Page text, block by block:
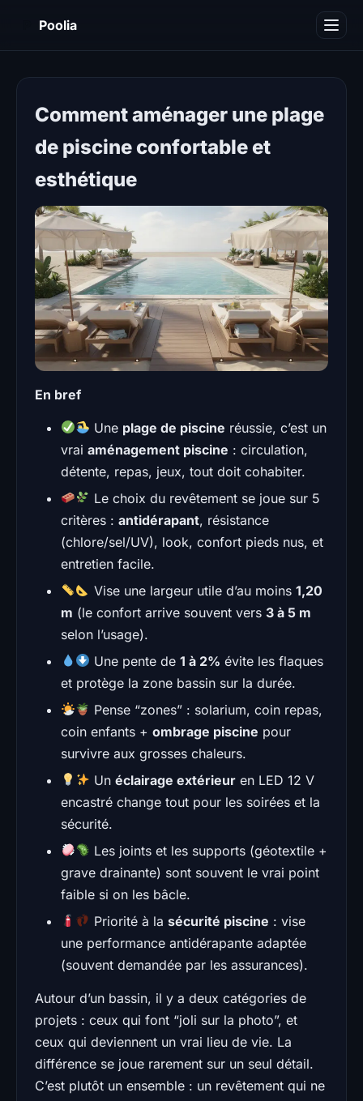
Poolia
Travaux
Divers
Comment aménager une plage
de piscine confortable et
esthétique
En bref
Une plage de piscine réussie, c’est un
vrai aménagement piscine : circulation,
détente, repas, jeux, tout doit cohabiter.
Le choix du revêtement se joue sur 5
critères : antidérapant, résistance
(chlore/sel/UV), look, confort pieds nus, et
entretien facile.
Vise une largeur utile d’au moins1,20
m (le confort arrive souvent vers 3 à 5 m
selon l’usage).
Une pente de1 à 2% évite les flaques
et protège la zone bassin sur la durée.
Pense “zones” : solarium, coin repas,
coin enfants + ombrage piscine pour
survivre aux grosses chaleurs.
Unéclairage extérieur en LED 12 V
encastré change tout pour les soirées et la
sécurité.
Les joints et les supports (géotextile +
grave drainante) sont souvent le vrai point
faible si on les bâcle.
Priorité à lasécurité piscine : vise
une performance antidérapante adaptée
(souvent demandée par les assurances).
Autour d’un bassin, il y a deux catégories de
projets : ceux qui font “joli sur la photo”, et
ceux qui deviennent un vrai lieu de vie. La
différence se joue rarement sur un seul détail.
C’est plutôt un ensemble : un revêtement qui ne